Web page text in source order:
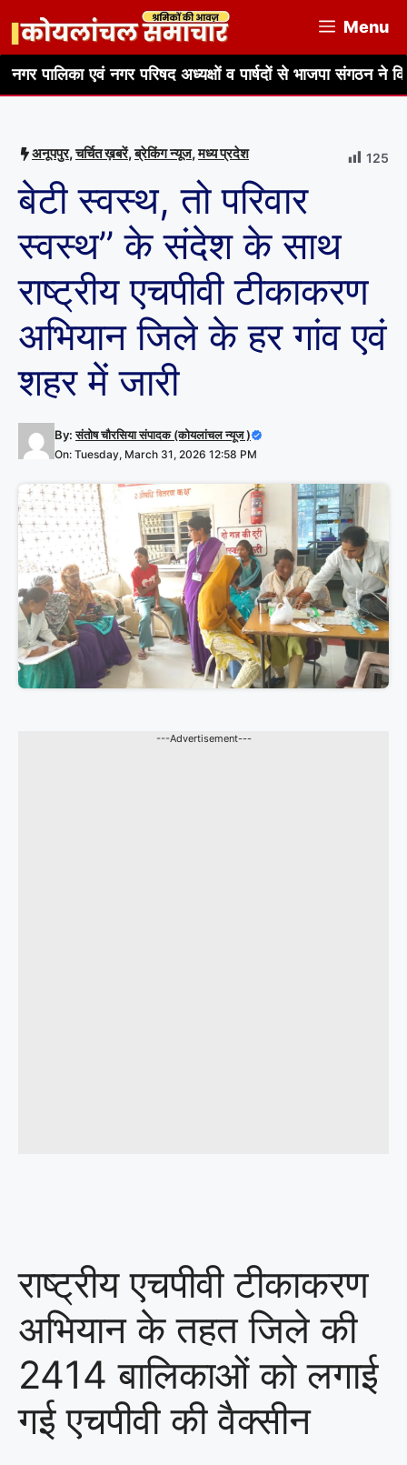
content
Menu
एवं नगर परिषद अध्यक्षों व पार्षदों से भाजपा संगठन ने किया
अनूपपुर,चर्चित ख़बरें,ब्रेकिंग न्यूज,मध्य प्रदेश 125
बेटी स्वस्थ, तो परिवार
स्वस्थ’’ के संदेश के साथ
राष्ट्रीय एचपीवी टीकाकरण
अभियान जिले के हर गांव एवं
शहर में जारी
By:संतोष चौरसिया संपादक (कोयलांचल न्यूज )
On: Tuesday, March 31, 2026 12:58 PM
---Advertisement---
राष्ट्रीय एचपीवी टीकाकरण
अभियान के तहत जिले की
2414 बालिकाओं को लगाई
गई एचपीवी की वैक्सीन